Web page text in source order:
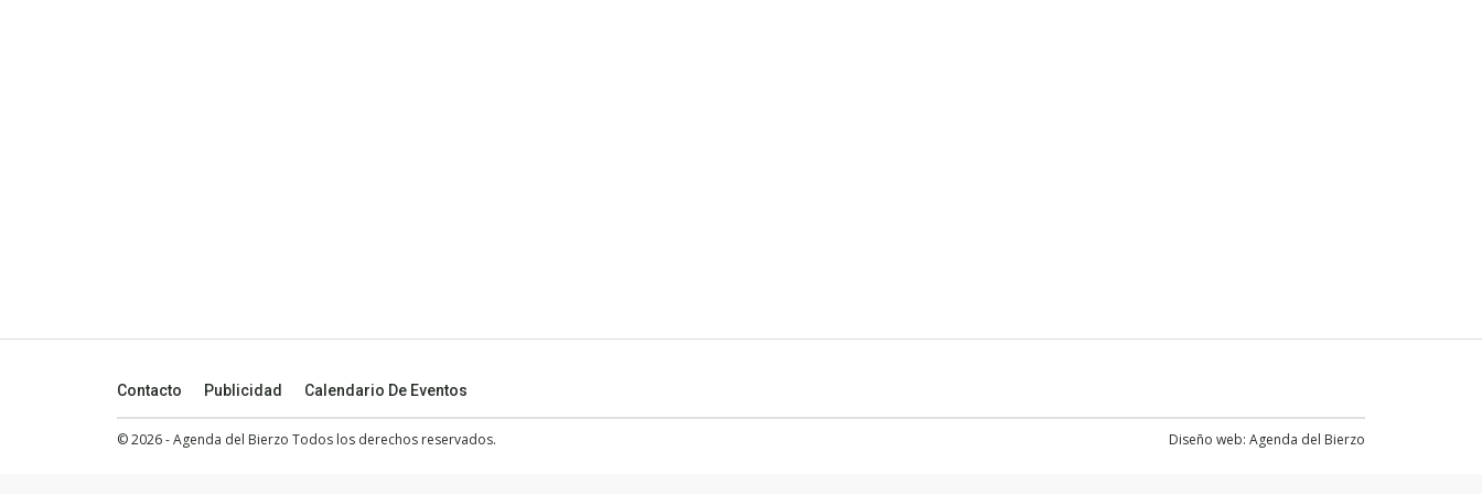
Contacto Publicidad Calendario De Eventos
© 2026 - Agenda del Bierzo Todos los derechos reservados. Diseño web: Agenda del Bierzo